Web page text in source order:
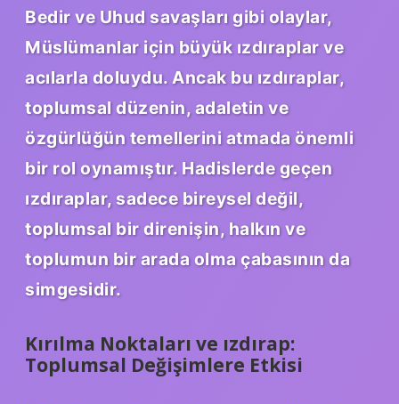
Bedir ve Uhud savaşları gibi olaylar,
Müslümanlar için büyük ızdıraplar ve
acılarla doluydu. Ancak bu ızdıraplar,
toplumsal düzenin, adaletin ve
özgürlüğün temellerini atmada önemli
bir rol oynamıştır. Hadislerde geçen
ızdıraplar, sadece bireysel değil,
toplumsal bir direnişin, halkın ve
toplumun bir arada olma çabasının da
simgesidir.
Kırılma Noktaları ve ızdırap:
Toplumsal Değişimlere Etkisi